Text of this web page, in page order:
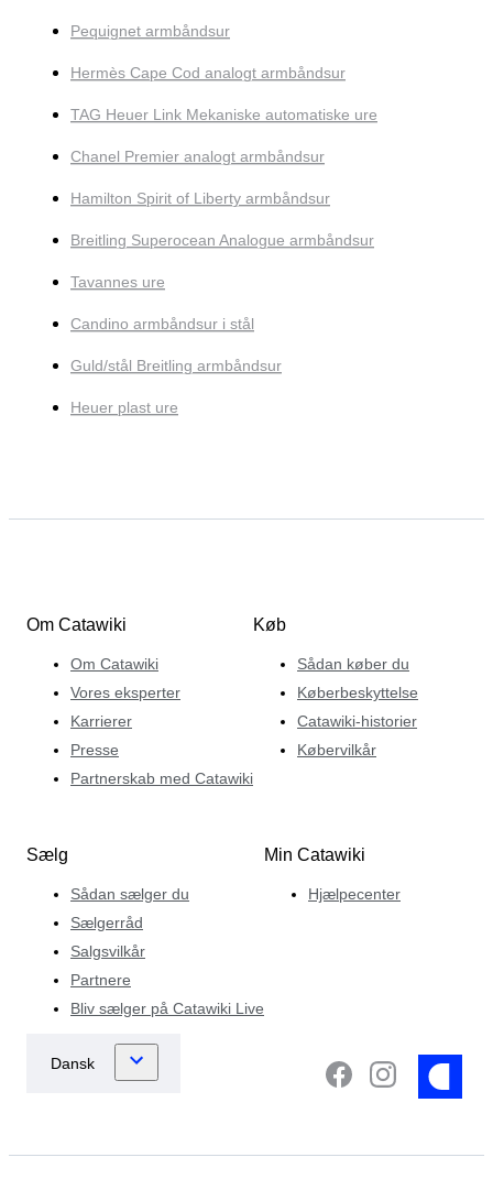
Pequignet armbåndsur
Hermès Cape Cod analogt armbåndsur
TAG Heuer Link Mekaniske automatiske ure
Chanel Premier analogt armbåndsur
Hamilton Spirit of Liberty armbåndsur
Breitling Superocean Analogue armbåndsur
Tavannes ure
Candino armbåndsur i stål
Guld/stål Breitling armbåndsur
Heuer plast ure
Om Catawiki
Om Catawiki
Vores eksperter
Karrierer
Presse
Partnerskab med Catawiki
Køb
Sådan køber du
Køberbeskyttelse
Catawiki-historier
Købervilkår
Sælg
Sådan sælger du
Sælgerråd
Salgsvilkår
Partnere
Bliv sælger på Catawiki Live
Min Catawiki
Hjælpecenter